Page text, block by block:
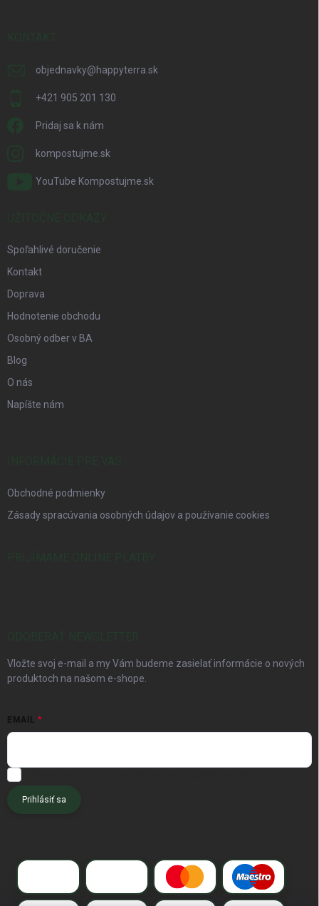
objednavky@happyterra.sk
+421 905 201 130
Pridaj sa k nám
kompostujme.sk
YouTube Kompostujme.sk
Spoľahlivé doručenie
Kontakt
Doprava
Hodnotenie obchodu
Osobný odber v BA
Blog
O nás
Napíšte nám
Obchodné podmienky
Zásady spracúvania osobných údajov a používanie cookies
Vložte svoj e-mail a my Vám budeme zasielať informácie o nových
produktoch na našom e-shope.
EMAIL
Prihlásiť sa